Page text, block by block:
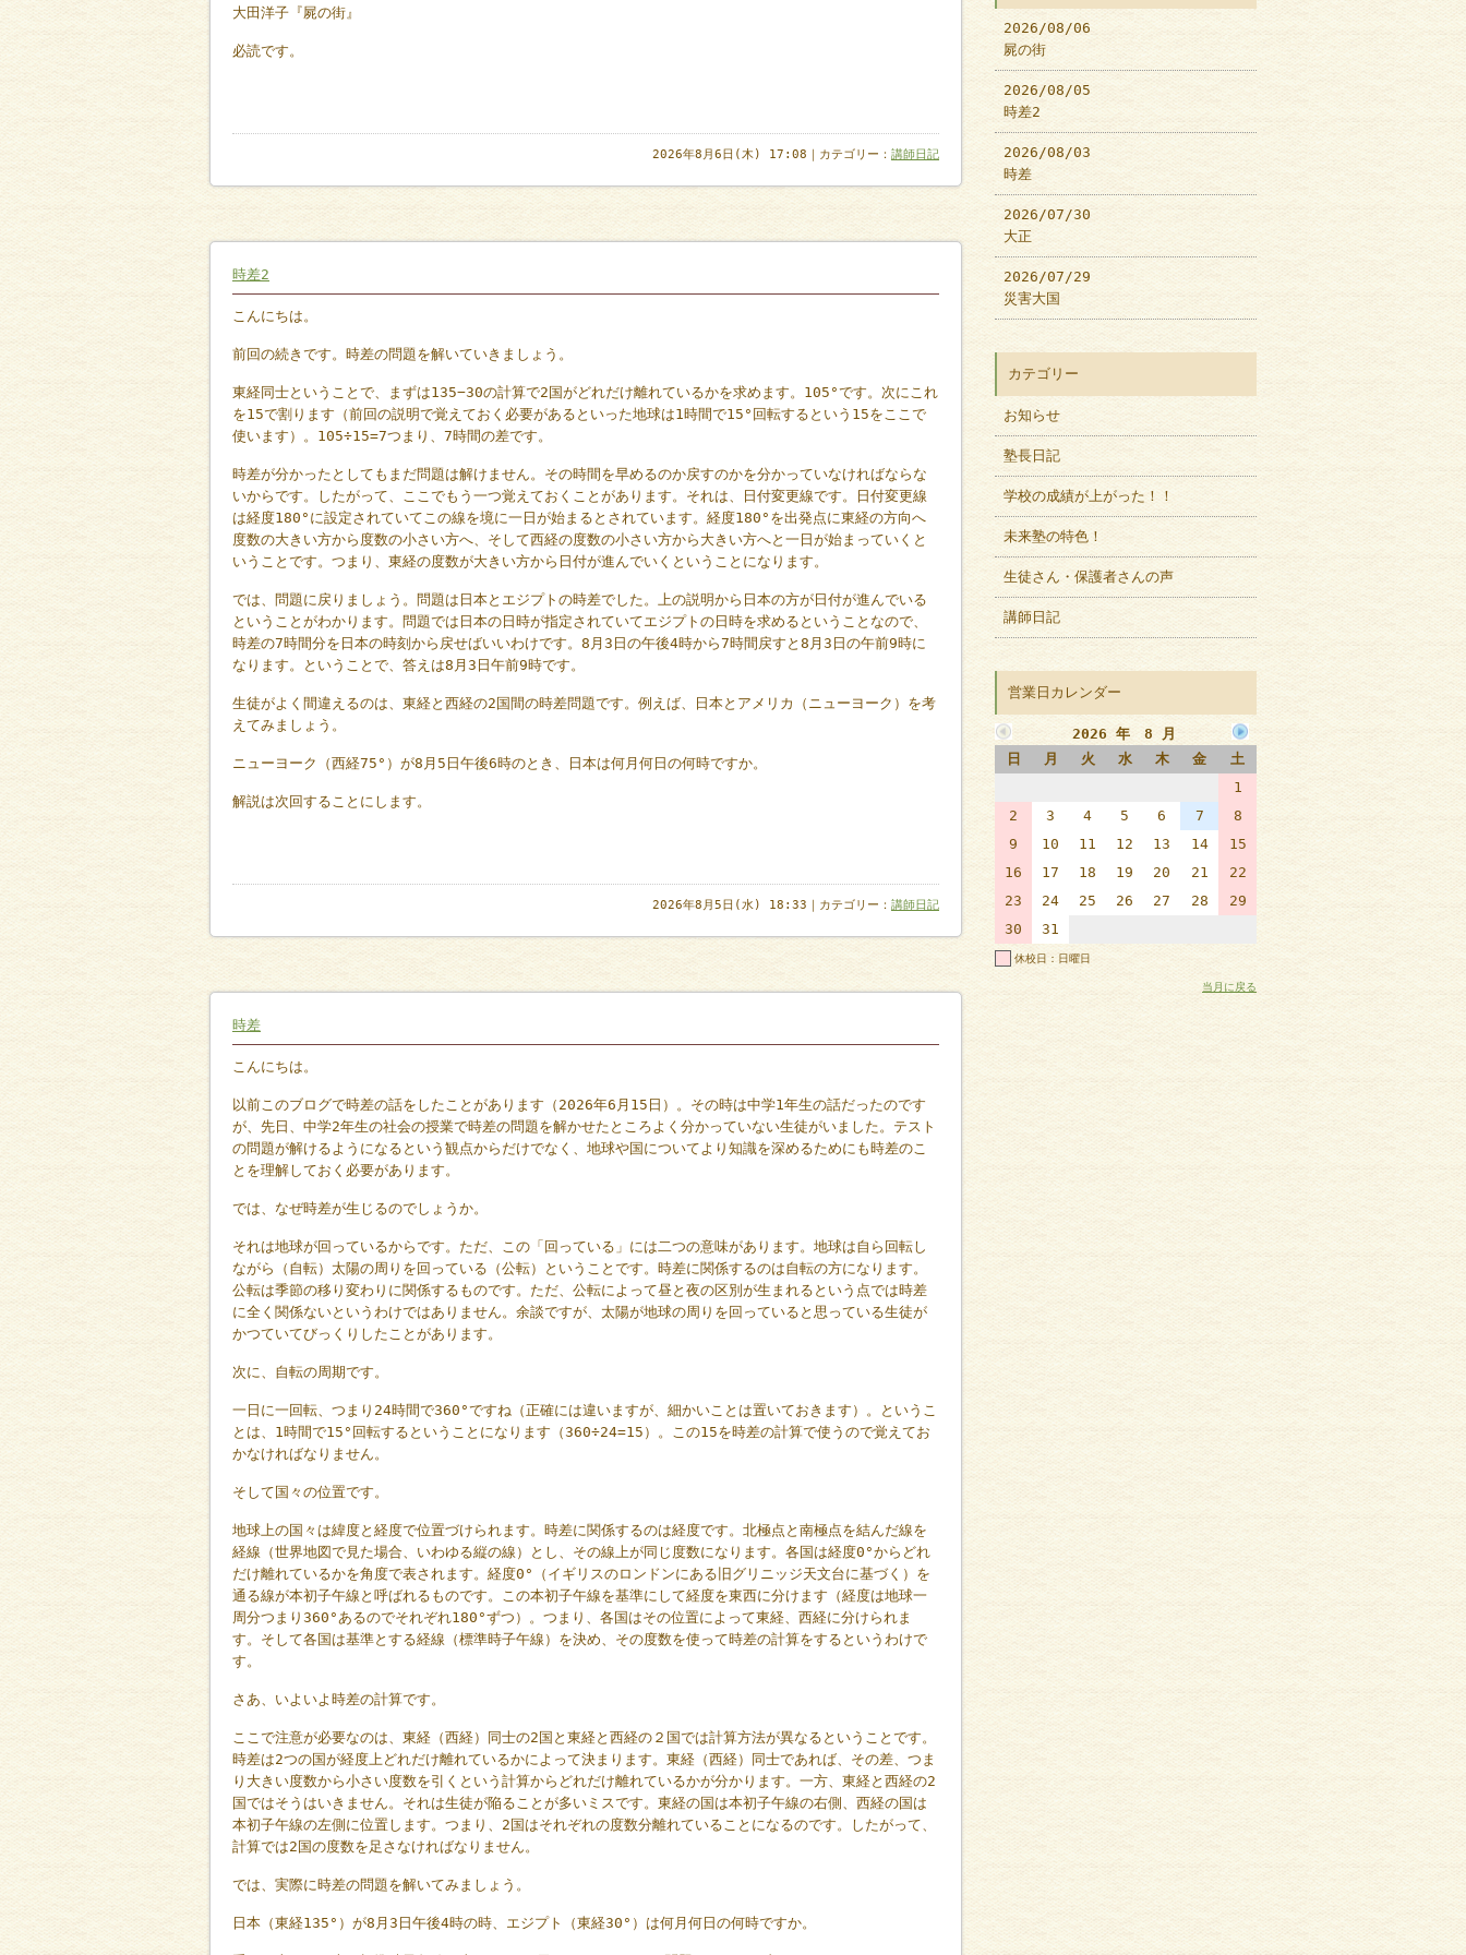
大田洋子『屍の街』
必読です。
2026年8月6日(木) 17:08｜カテゴリー： 講師日記
時差2
こんにちは。
前回の続きです。時差の問題を解いていきましょう。
東経同士ということで、まずは135−30の計算で2国がどれだけ離れているかを求めます。105°です。次にこれ
を15で割ります（前回の説明で覚えておく必要があるといった地球は1時間で15°回転するという15をここで
使います）。105÷15=7つまり、7時間の差です。
時差が分かったとしてもまだ問題は解けません。その時間を早めるのか戻すのかを分かっていなければならな
いからです。したがって、ここでもう一つ覚えておくことがあります。それは、日付変更線です。日付変更線
は経度180°に設定されていてこの線を境に一日が始まるとされています。経度180°を出発点に東経の方向へ
度数の大きい方から度数の小さい方へ、そして西経の度数の小さい方から大きい方へと一日が始まっていくと
いうことです。つまり、東経の度数が大きい方から日付が進んでいくということになります。
では、問題に戻りましょう。問題は日本とエジプトの時差でした。上の説明から日本の方が日付が進んでいる
ということがわかります。問題では日本の日時が指定されていてエジプトの日時を求めるということなので、
時差の7時間分を日本の時刻から戻せばいいわけです。8月3日の午後4時から7時間戻すと8月3日の午前9時に
なります。ということで、答えは8月3日午前9時です。
生徒がよく間違えるのは、東経と西経の2国間の時差問題です。例えば、日本とアメリカ（ニューヨーク）を考
えてみましょう。
ニューヨーク（西経75°）が8月5日午後6時のとき、日本は何月何日の何時ですか。
解説は次回することにします。
2026年8月5日(水) 18:33｜カテゴリー： 講師日記
時差
こんにちは。
以前このブログで時差の話をしたことがあります（2026年6月15日）。その時は中学1年生の話だったのです
が、先日、中学2年生の社会の授業で時差の問題を解かせたところよく分かっていない生徒がいました。テスト
の問題が解けるようになるという観点からだけでなく、地球や国についてより知識を深めるためにも時差のこ
とを理解しておく必要があります。
では、なぜ時差が生じるのでしょうか。
それは地球が回っているからです。ただ、この「回っている」には二つの意味があります。地球は自ら回転し
ながら（自転）太陽の周りを回っている（公転）ということです。時差に関係するのは自転の方になります。
公転は季節の移り変わりに関係するものです。ただ、公転によって昼と夜の区別が生まれるという点では時差
に全く関係ないというわけではありません。余談ですが、太陽が地球の周りを回っていると思っている生徒が
かつていてびっくりしたことがあります。
次に、自転の周期です。
一日に一回転、つまり24時間で360°ですね（正確には違いますが、細かいことは置いておきます）。というこ
とは、1時間で15°回転するということになります（360÷24=15）。この15を時差の計算で使うので覚えてお
かなければなりません。
そして国々の位置です。
地球上の国々は緯度と経度で位置づけられます。時差に関係するのは経度です。北極点と南極点を結んだ線を
経線（世界地図で見た場合、いわゆる縦の線）とし、その線上が同じ度数になります。各国は経度0°からどれ
だけ離れているかを角度で表されます。経度0°（イギリスのロンドンにある旧グリニッジ天文台に基づく）を
通る線が本初子午線と呼ばれるものです。この本初子午線を基準にして経度を東西に分けます（経度は地球一
周分つまり360°あるのでそれぞれ180°ずつ）。つまり、各国はその位置によって東経、西経に分けられま
す。そして各国は基準とする経線（標準時子午線）を決め、その度数を使って時差の計算をするというわけで
す。
さあ、いよいよ時差の計算です。
ここで注意が必要なのは、東経（西経）同士の2国と東経と西経の２国では計算方法が異なるということです。
時差は2つの国が経度上どれだけ離れているかによって決まります。東経（西経）同士であれば、その差、つま
り大きい度数から小さい度数を引くという計算からどれだけ離れているかが分かります。一方、東経と西経の2
国ではそうはいきません。それは生徒が陥ることが多いミスです。東経の国は本初子午線の右側、西経の国は
本初子午線の左側に位置します。つまり、2国はそれぞれの度数分離れていることになるのです。したがって、
計算では2国の度数を足さなければなりません。
では、実際に時差の問題を解いてみましょう。
日本（東経135°）が8月3日午後4時の時、エジプト（東経30°）は何月何日の何時ですか。
2026/08/06
屍の街
2026/08/05
時差2
2026/08/03
時差
2026/07/30
大正
2026/07/29
災害大国
カテゴリー
お知らせ
塾長日記
学校の成績が上がった！！
未来塾の特色！
生徒さん・保護者さんの声
講師日記
営業日カレンダー
2026 年 8 月
日
月 火 水 木 金
土
1
2
3 4 5 6 7
8
9
10 11 12 13 14
15
16
17 18 19 20 21
22
23
24 25 26 27 28
29
30
31
休校日：日曜日
当月に戻る